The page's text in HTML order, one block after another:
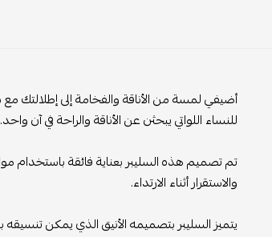
أضيفي لمسة من الأناقة والفخامة إلى إطلالتك
للنساء اللواتي يبحثن عن الأناقة والراحة في آن واحد.
تم تصميم هذه السليبر بعناية فائقة باستخدام
والاستقرار أثناء الارتداء.
يتميز السليبر بتصميمه الأنيق الذي يمكن